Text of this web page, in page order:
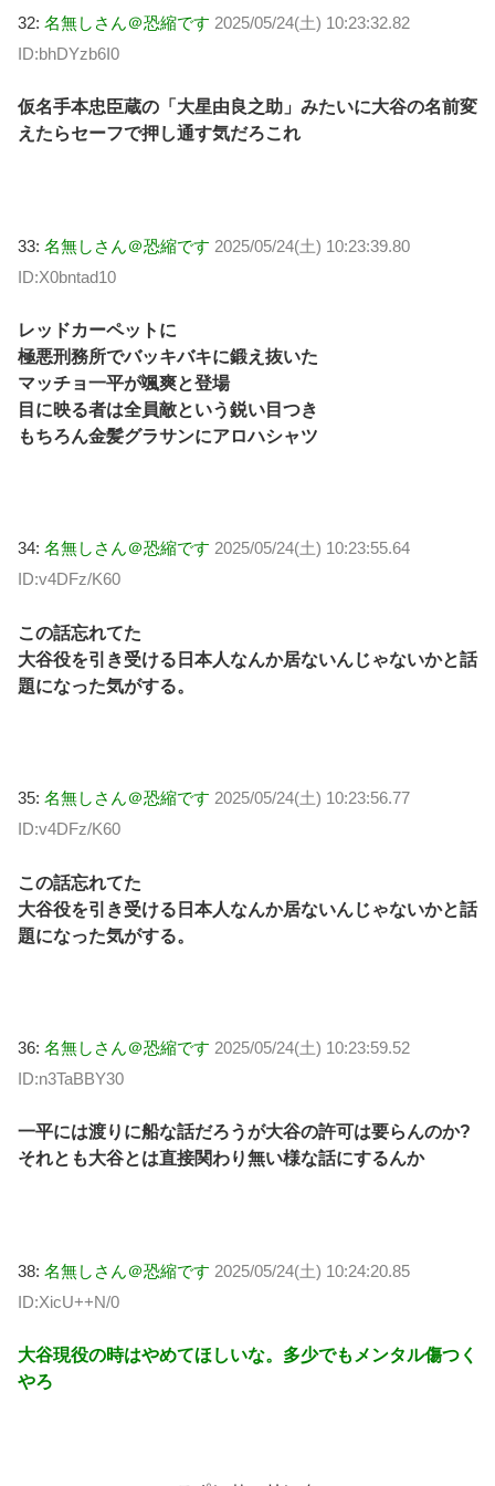
32: 名無しさん＠恐縮です 2025/05/24(土) 10:23:32.82
ID:bhDYzb6I0
仮名手本忠臣蔵の「大星由良之助」みたいに大谷の名前変
えたらセーフで押し通す気だろこれ
33: 名無しさん＠恐縮です 2025/05/24(土) 10:23:39.80
ID:X0bntad10
レッドカーペットに
極悪刑務所でバッキバキに鍛え抜いた
マッチョ一平が颯爽と登場
目に映る者は全員敵という鋭い目つき
もちろん金髪グラサンにアロハシャツ
34: 名無しさん＠恐縮です 2025/05/24(土) 10:23:55.64
ID:v4DFz/K60
この話忘れてた
大谷役を引き受ける日本人なんか居ないんじゃないかと話
題になった気がする。
35: 名無しさん＠恐縮です 2025/05/24(土) 10:23:56.77
ID:v4DFz/K60
この話忘れてた
大谷役を引き受ける日本人なんか居ないんじゃないかと話
題になった気がする。
36: 名無しさん＠恐縮です 2025/05/24(土) 10:23:59.52
ID:n3TaBBY30
一平には渡りに船な話だろうが大谷の許可は要らんのか?
それとも大谷とは直接関わり無い様な話にするんか
38: 名無しさん＠恐縮です 2025/05/24(土) 10:24:20.85
ID:XicU++N/0
大谷現役の時はやめてほしいな。多少でもメンタル傷つく
やろ